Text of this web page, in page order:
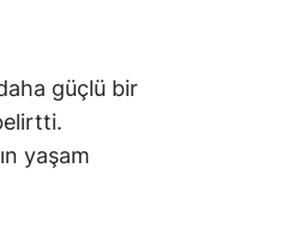
güçlü bir
yaşam